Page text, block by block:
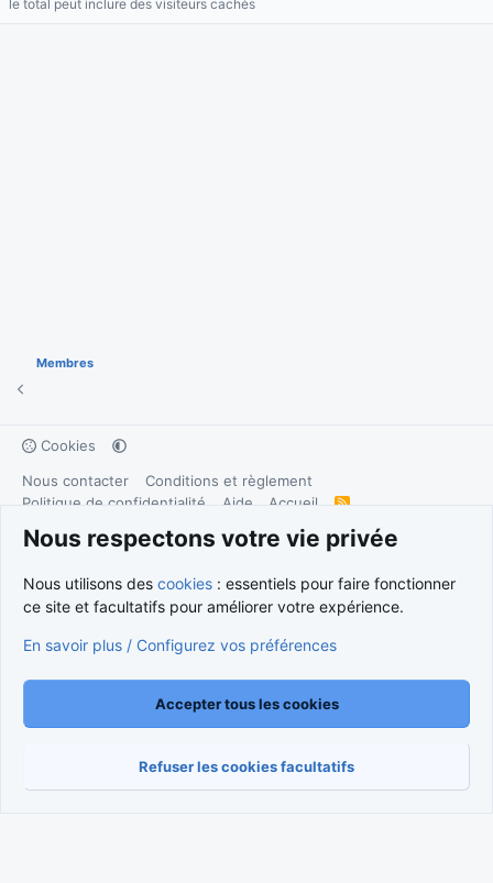
le total peut inclure des visiteurs cachés
Membres
Cookies
Nous contacter
Conditions et règlement
Politique de confidentialité
Aide Accueil
R
S
Community platform by XenForo®
© 2010-2026 XenForo Ltd.
Nous respectons votre vie privée
Nous utilisons des cookies : essentiels pour faire fonctionner
ce site et facultatifs pour améliorer votre expérience.
En savoir plus / Configurez vos préférences
Accepter tous les cookies
Refuser les cookies facultatifs